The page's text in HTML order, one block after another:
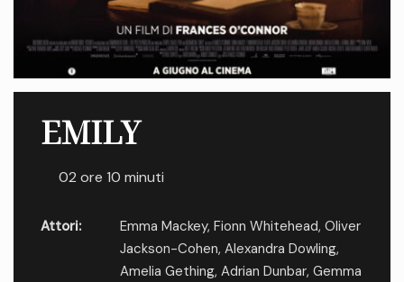
EMILY
02 ore 10 minuti
Attori: Emma Mackey, Fionn Whitehead, Oliver
Jackson-Cohen, Alexandra Dowling,
Amelia Gething, Adrian Dunbar, Gemma